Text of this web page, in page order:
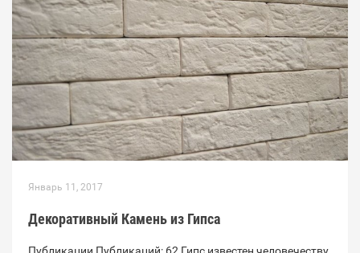
Январь 11, 2017
Декоративный Камень из Гипса